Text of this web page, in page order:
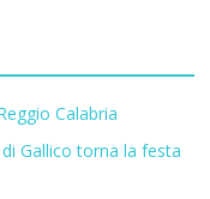
Calabria
Gallico torna la festa